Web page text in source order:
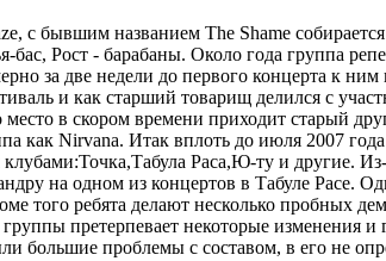
с бывшим названием The Shame
бас, Рост - барабаны. Около года группа
за две недели до первого концерта к
и как старший товарищ делился с
место в скором времени приходит старый
как Nirvana. Итак вплоть до июля 2007
Раса,Ю-ту и другие.
на одном из концертов в Табуле Расе.
того ребята делают несколько пробных
претерпевает некоторые изменения
большие проблемы с составом, в его не